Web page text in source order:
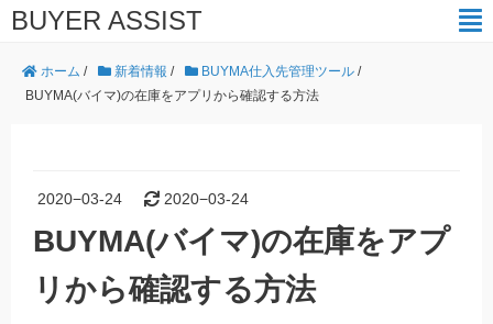
BUYER ASSIST
ホーム / 新着情報 / BUYMA仕入先管理ツール /
BUYMA(バイマ)の在庫をアプリから確認する方法
2020−03-24 2020−03-24
BUYMA(バイマ)の在庫をアプ
リから確認する方法